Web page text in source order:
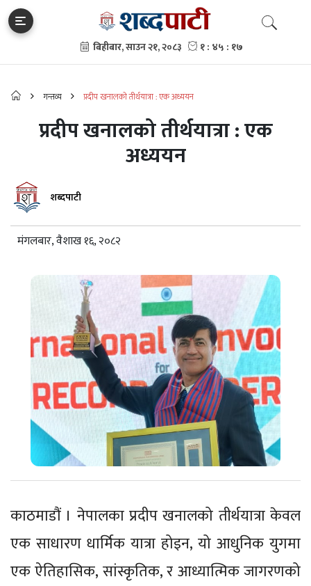
गन्तव्य प्रदीप खनालको तीर्थयात्रा : एक अध्ययन
प्रदीप खनालको तीर्थयात्रा : एक
अध्ययन
शब्दपाटी
मंगलबार, वैशाख १६, २०८२
काठमाडौं । नेपालका प्रदीप खनालको तीर्थयात्रा केवल
एक साधारण धार्मिक यात्रा होइन, यो आधुनिक युगमा
एक ऐतिहासिक, सांस्कृतिक, र आध्यात्मिक जागरणको